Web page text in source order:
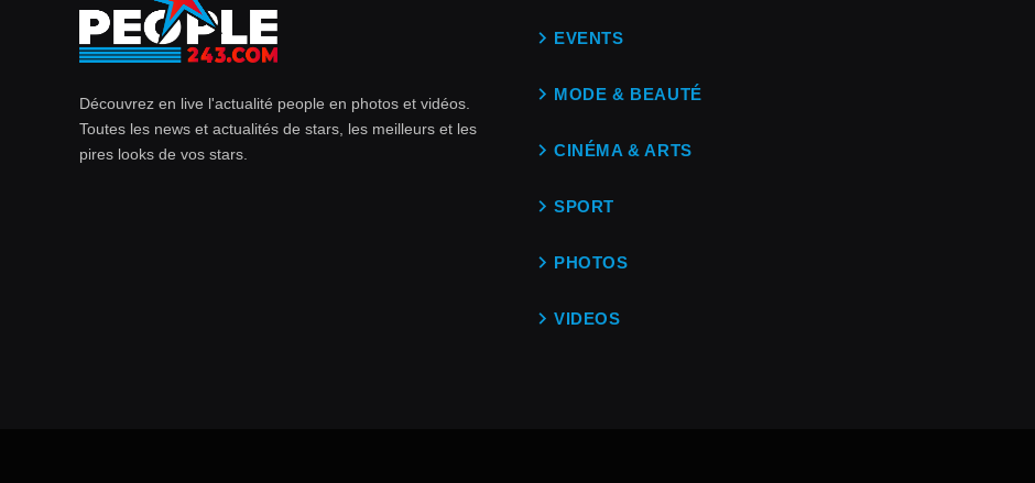
Découvrez en live l'actualité people en photos et vidéos.
Toutes les news et actualités de stars, les meilleurs et les
pires looks de vos stars.
EVENTS
MODE & BEAUTÉ
CINÉMA & ARTS
SPORT
PHOTOS
VIDEOS